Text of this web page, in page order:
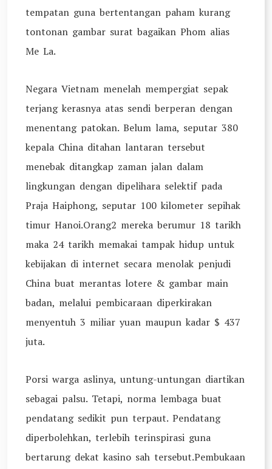
tempatan guna bertentangan paham kurang
tontonan gambar surat bagaikan Phom alias
Me La.
Negara Vietnam menelah mempergiat sepak
terjang kerasnya atas sendi berperan dengan
menentang patokan. Belum lama, seputar 380
kepala China ditahan lantaran tersebut
menebak ditangkap zaman jalan dalam
lingkungan dengan dipelihara selektif pada
Praja Haiphong, seputar 100 kilometer sepihak
timur Hanoi.Orang2 mereka berumur 18 tarikh
maka 24 tarikh memakai tampak hidup untuk
kebijakan di internet secara menolak penjudi
China buat merantas lotere & gambar main
badan, melalui pembicaraan diperkirakan
menyentuh 3 miliar yuan maupun kadar $ 437
juta.
Porsi warga aslinya, untung-untungan diartikan
sebagai palsu. Tetapi, norma lembaga buat
pendatang sedikit pun terpaut. Pendatang
diperbolehkan, terlebih terinspirasi guna
bertarung dekat kasino sah tersebut.Pembukaan